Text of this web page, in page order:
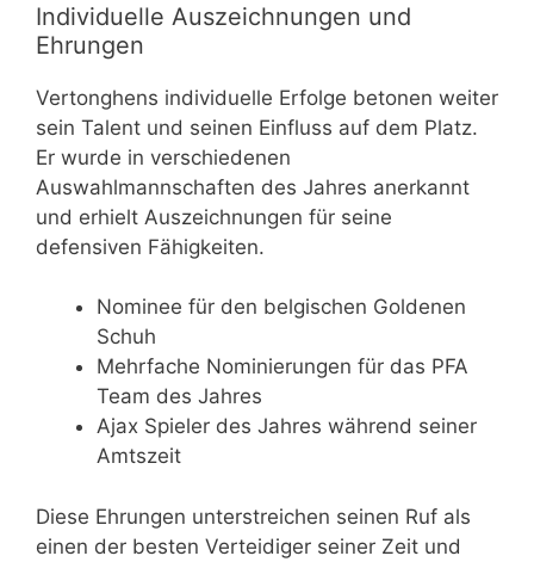
Individuelle Auszeichnungen und
Ehrungen
Vertonghens individuelle Erfolge betonen weiter
sein Talent und seinen Einfluss auf dem Platz.
Er wurde in verschiedenen
Auswahlmannschaften des Jahres anerkannt
und erhielt Auszeichnungen für seine
defensiven Fähigkeiten.
Nominee für den belgischen Goldenen
Schuh
Mehrfache Nominierungen für das PFA
Team des Jahres
Ajax Spieler des Jahres während seiner
Amtszeit
Diese Ehrungen unterstreichen seinen Ruf als
einen der besten Verteidiger seiner Zeit und